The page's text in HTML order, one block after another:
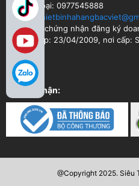
+ Điện thoại: 0977545888
+ Email:
+ Số Giấy chứng nhận đăng ký
+ Ngày cấp: 23/04/2009, nơi cấp:
Hà Nội.
Chứng nhận:
@Copyright 2025. Siêu